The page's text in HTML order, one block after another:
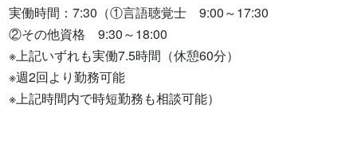
実働時間：7:30（①言語聴覚士　9:00～17:30
②その他資格　9:30～18:00
※上記いずれも実働7.5時間（休憩60分）
※週2回より勤務可能
※上記時間内で時短勤務も相談可能）